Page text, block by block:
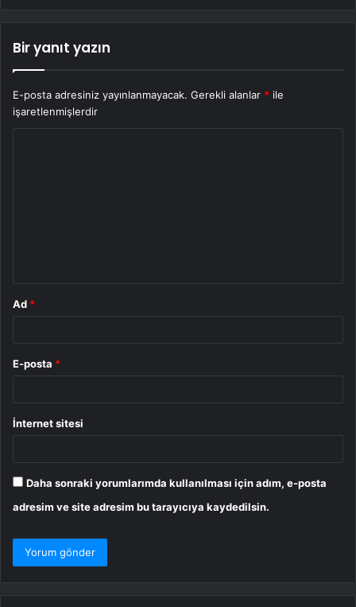
Bir yanıt yazın
E-posta adresiniz yayınlanmayacak. Gerekli alanlar * ile
işaretlenmişlerdir
Ad *
E-posta *
İnternet sitesi
Daha sonraki yorumlarımda kullanılması için adım, e-posta
adresim ve site adresim bu tarayıcıya kaydedilsin.